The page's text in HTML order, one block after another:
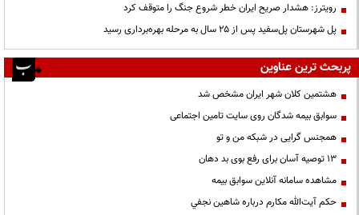
رویترز: هشدار صریح ایران خطر شروع جنگ را متوقف کرد
پل شهرستان پل‌سفید پس از ۲۵ سال به مرحله بهره‌برداری رسید
پربحث ترین عناوین
هشتمین کلان شهر ایران مشخص شد
سوابق بیمه شدگان روی سایت تامین اجتماعی
همجنس گرایی در شبکه من و تو
13 توصیه آسان برای رفع بوی بد دهان
مشاهده سامانه آنلاين سوابق بیمه
حكم آيت‌الله مكارم درباره شاهين نجفي